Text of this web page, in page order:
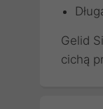
Gelid
cichą